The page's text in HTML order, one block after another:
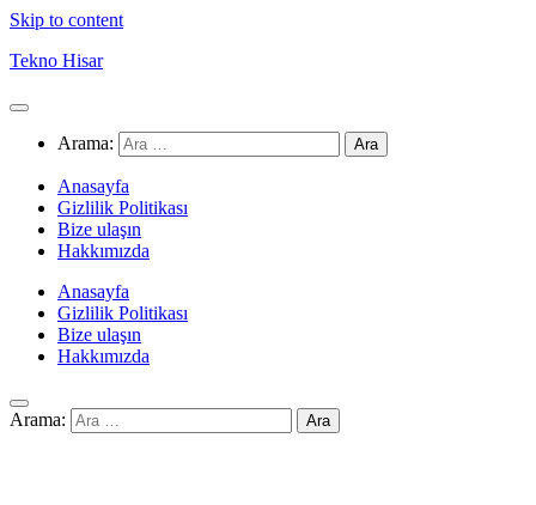
Skip to content
Tekno Hisar
Arama:
Anasayfa
Gizlilik Politikası
Bize ulaşın
Hakkımızda
Anasayfa
Gizlilik Politikası
Bize ulaşın
Hakkımızda
Arama: